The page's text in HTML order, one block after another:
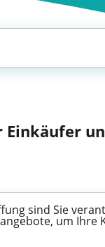
Einkäufer
sind Sie
um